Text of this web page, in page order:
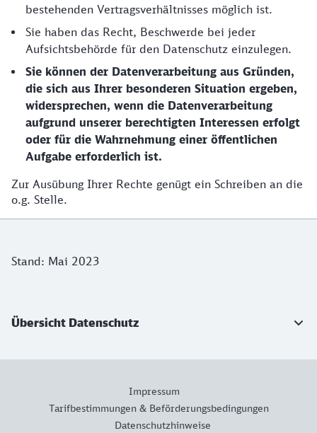
bestehenden Vertragsverhältnisses möglich ist.
Sie haben das Recht, Beschwerde bei jeder
Aufsichtsbehörde für den Datenschutz einzulegen.
Sie können der Datenverarbeitung aus Gründen,
die sich aus Ihrer besonderen Situation ergeben,
widersprechen, wenn die Datenverarbeitung
aufgrund unserer berechtigten Interessen erfolgt
oder für die Wahrnehmung einer öffentlichen
Aufgabe erforderlich ist.
Zur Ausübung Ihrer Rechte genügt ein Schreiben an die
o.g. Stelle.
Stand: Mai 2023
Weiterführende Informationen
Übersicht Datenschutz
Impressum
Tarifbestimmungen & Beförderungsbedingungen
Datenschutzhinweise